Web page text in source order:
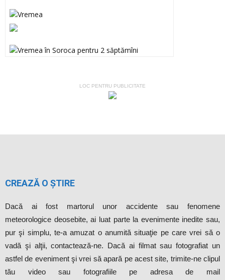
LOC PENTRU PUBLICITATE
CREAZĂ O ȘTIRE
Dacă ai fost martorul unor accidente sau fenomene
meteorologice deosebite, ai luat parte la evenimente inedite sau,
pur şi simplu, te-a amuzat o anumită situaţie pe care vrei să o
vadă şi alţii, contactează-ne. Dacă ai filmat sau fotografiat un
astfel de eveniment şi vrei să apară pe acest site, trimite-ne clipul
tău video sau fotografiile pe adresa de mail